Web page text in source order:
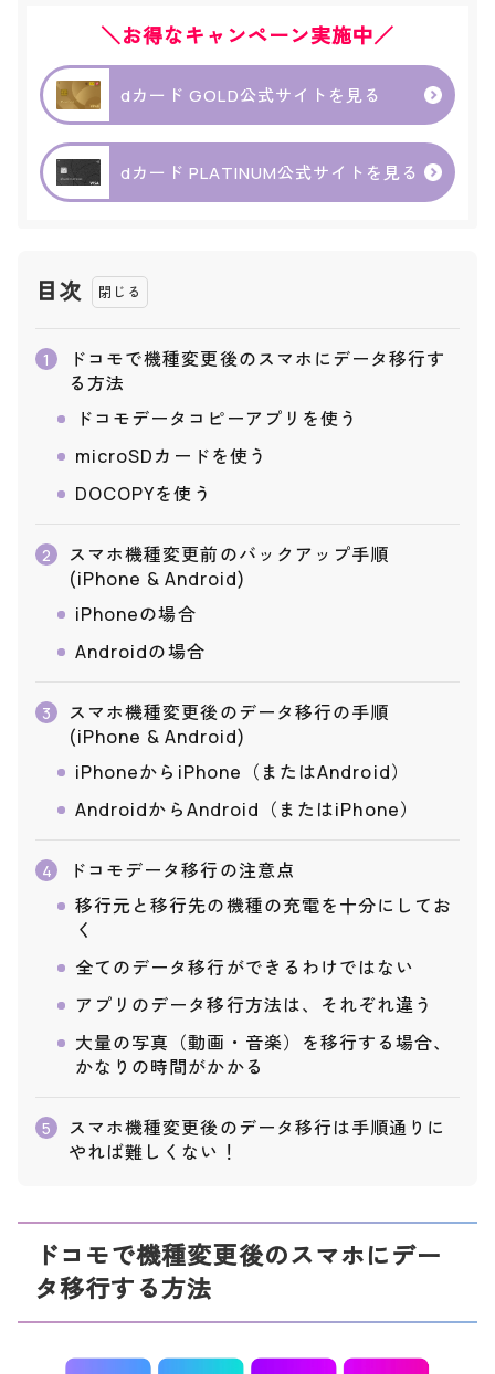
＼お得なキャンペーン実施中／
dカード GOLD公式サイトを見る
dカード PLATINUM公式サイトを見る
目次
1
ドコモで機種変更後のスマホにデータ移行す
る方法
ドコモデータコピーアプリを使う
microSDカードを使う
DOCOPYを使う
2
スマホ機種変更前のバックアップ手順
(iPhone & Android)
iPhoneの場合
Androidの場合
3
スマホ機種変更後のデータ移行の手順
(iPhone & Android)
iPhoneからiPhone（またはAndroid）
AndroidからAndroid（またはiPhone）
4
ドコモデータ移行の注意点
移行元と移行先の機種の充電を十分にしてお
く
全てのデータ移行ができるわけではない
アプリのデータ移行方法は、それぞれ違う
大量の写真（動画・音楽）を移行する場合、
かなりの時間がかかる
5
スマホ機種変更後のデータ移行は手順通りに
やれば難しくない！
ドコモで機種変更後のスマホにデー
タ移行する方法